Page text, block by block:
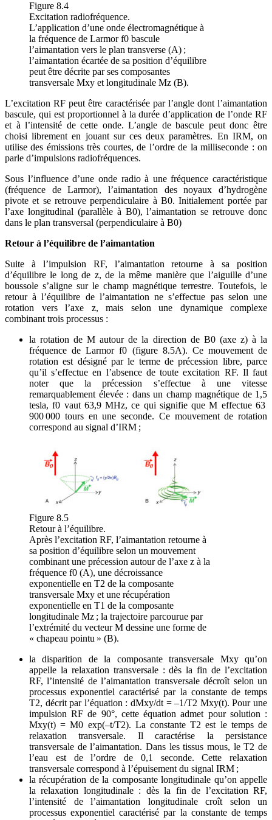
Figure 8.4
Excitation radiofréquence.
L’application d’une onde électromagnétique à
la fréquence de Larmor f0 bascule
l’aimantation vers le plan transverse (A) ;
l’aimantation écartée de sa position d’équilibre
peut être décrite par ses composantes
transversale Mxy et longitudinale Mz (B).
L’excitation RF peut être caractérisée par l’angle dont l’aimantation
bascule, qui est proportionnel à la durée d’application de l’onde RF
et à l’intensité de cette onde. L’angle de bascule peut donc être
choisi librement en jouant sur ces deux paramètres. En IRM, on
utilise des émissions très courtes, de l’ordre de la milliseconde : on
parle d’impulsions radiofréquences.
Sous l’influence d’une onde radio à une fréquence caractéristique
(fréquence de Larmor), l’aimantation des noyaux d’hydrogène
pivote et se retrouve perpendiculaire à B0. Initialement portée par
l’axe longitudinal (parallèle à B0), l’aimantation se retrouve donc
dans le plan transversal (perpendiculaire à B0)
Retour à l’équilibre de l’aimantation
Suite à l’impulsion RF, l’aimantation retourne à sa position
d’équilibre le long de z, de la même manière que l’aiguille d’une
boussole s’aligne sur le champ magnétique terrestre. Toutefois, le
retour à l’équilibre de l’aimantation ne s’effectue pas selon une
rotation vers l’axe z, mais selon une dynamique complexe
combinant trois processus :
la rotation de M autour de la direction de B0 (axe z) à la
fréquence de Larmor f0 (figure 8.5A). Ce mouvement de
rotation est désigné par le terme de précession libre, parce
qu’il s’effectue en l’absence de toute excitation RF. Il faut
noter que la précession s’effectue à une vitesse
remarquablement élevée : dans un champ magnétique de 1,5
tesla, f0 vaut 63,9 MHz, ce qui signifie que M effectue 63
900 000 tours en une seconde. Ce mouvement de rotation
correspond au signal d’IRM ;
Figure 8.5
Retour à l’équilibre.
Après l’excitation RF, l’aimantation retourne à
sa position d’équilibre selon un mouvement
combinant une précession autour de l’axe z à la
fréquence f0 (A), une décroissance
exponentielle en T2 de la composante
transversale Mxy et une récupération
exponentielle en T1 de la composante
longitudinale Mz ; la trajectoire parcourue par
l’extrémité du vecteur M dessine une forme de
« chapeau pointu » (B).
la disparition de la composante transversale Mxy qu’on
appelle la relaxation transversale : dès la fin de l’excitation
RF, l’intensité de l’aimantation transversale décroît selon un
processus exponentiel caractérisé par la constante de temps
T2, décrit par l’équation : dMxy/dt = –1/T2 Mxy(t). Pour une
impulsion RF de 90°, cette équation admet pour solution :
Mxy(t) = M0 exp(–t/T2). La constante T2 est le temps de
relaxation transversale. Il caractérise la persistance
transversale de l’aimantation. Dans les tissus mous, le T2 de
l’eau est de l’ordre de 0,1 seconde. Cette relaxation
transversale correspond à l’épuisement du signal IRM ;
la récupération de la composante longitudinale qu’on appelle
la relaxation longitudinale : dès la fin de l’excitation RF,
l’intensité de l’aimantation longitudinale croît selon un
processus exponentiel caractérisé par la constante de temps